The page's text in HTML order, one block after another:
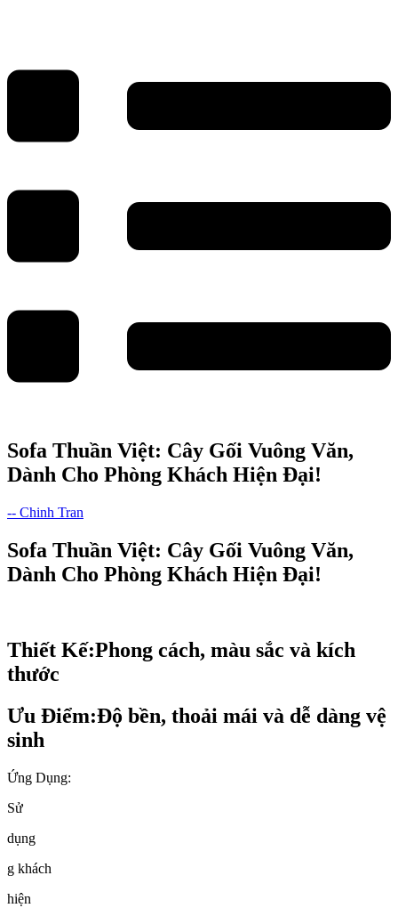
Sofa Thuần Việt: Cây Gối Vuông Văn,
Dành Cho Phòng Khách Hiện Đại!
-- Chinh Tran
Sofa Thuần Việt: Cây Gối Vuông Văn,
Dành Cho Phòng Khách Hiện Đại!
Thiết Kế:Phong cách, màu sắc và kích
thước
Ưu Điểm:Độ bền, thoải mái và dễ dàng vệ
sinh
Ứng Dụng:
Sử
dụng
g khách
hiện